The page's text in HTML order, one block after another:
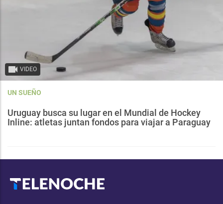
VIDEO
UN SUEÑO
Uruguay busca su lugar en el Mundial de Hockey
Inline: atletas juntan fondos para viajar a Paraguay